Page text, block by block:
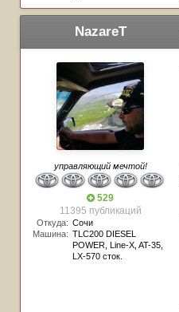
NazareT
управляющий мечтой!
529
11395 публикаций
Откуда: Сочи
Машина: TLC200 DIESEL
POWER, Line-X, AT-35,
LX-570 сток.